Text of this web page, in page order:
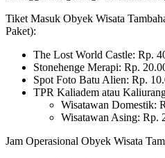
Tiket Masuk Obyek Wisata
Paket):
The Lost World Castle: Rp.
Stonehenge Merapi: Rp.
Spot Foto Batu Alien: Rp.
TPR Kaliadem atau
Wisatawan Domestik:
Wisatawan Asing: Rp.
Jam Operasional Obyek Wisata